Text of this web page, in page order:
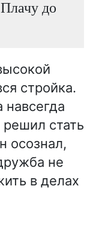
до
стройка.
решил стать
осознал,
не
в делах